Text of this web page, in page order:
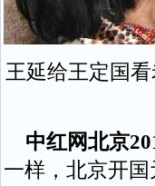
王延给王定国
中红网北京
一样，北京开